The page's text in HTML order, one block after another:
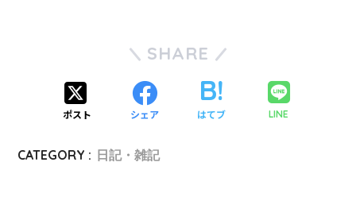
SHARE
ポスト シェア はてブ LINE
CATEGORY : 日記・雑記